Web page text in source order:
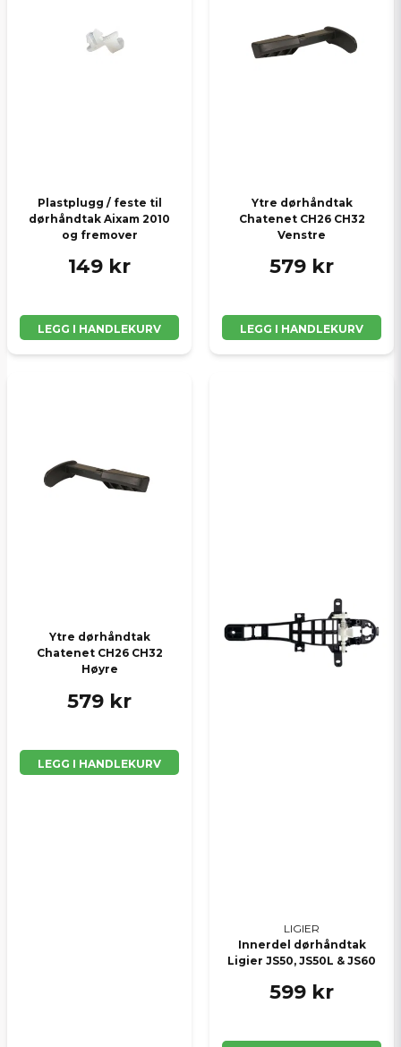
Plastplugg / feste til
dørhåndtak Aixam 2010
og fremover
149 kr
LEGG I HANDLEKURV
Ytre dørhåndtak
Chatenet CH26 CH32
Venstre
579 kr
LEGG I HANDLEKURV
Ytre dørhåndtak
Chatenet CH26 CH32
Høyre
579 kr
LEGG I HANDLEKURV
LIGIER
Innerdel dørhåndtak
Ligier JS50, JS50L & JS60
599 kr